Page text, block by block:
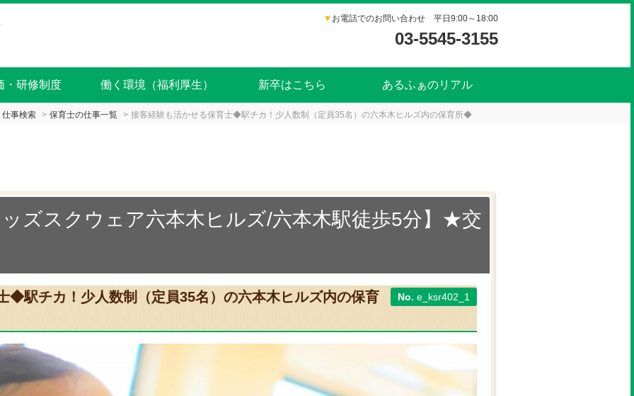
▼ お電話でのお問い合わせ 平日9:00～18:00
03-5545-3155
・研修制度 働く環境（福利厚生） 新卒はこちら あるふぁのリアル
仕事検索 保育士の仕事一覧 接客経験も活かせる保育士◆駅チカ！少人数制（定員35名）の六本木ヒルズ内の保育所◆
ズスクウェア六本木ヒルズ/六本木駅徒歩5分】★交
e_ksr402_1
◆駅チカ！少人数制（定員35名）の六本木ヒルズ内の保育